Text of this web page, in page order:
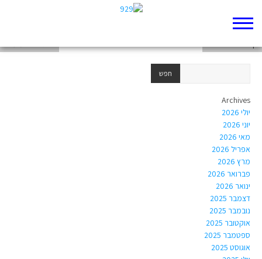
Archives
יולי 2026
יוני 2026
מאי 2026
אפריל 2026
מרץ 2026
פברואר 2026
ינואר 2026
דצמבר 2025
נובמבר 2025
אוקטובר 2025
ספטמבר 2025
אוגוסט 2025